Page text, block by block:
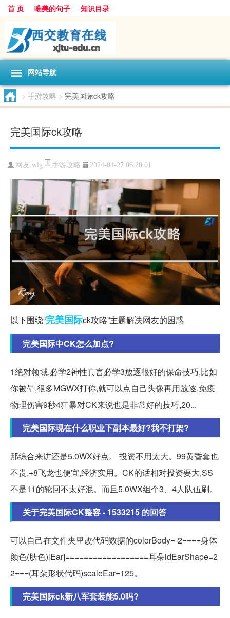
首 页 唯美的句子 知识目录
网站导航
> 手游攻略 > 完美国际ck攻略
完美国际ck攻略
网友:wlg 手游攻略 2024-04-27 06:20:01
以下围绕“完美国际ck攻略”主题解决网友的困惑
完美国际中CK怎么加点?
1绝对领域,必学2神性真言必学3放逐很好的保命技巧,比如
你被晕,很多MGWX打你,就可以点自己头像再用放逐,免疫
物理伤害9秒4狂暴对CK来说也是非常好的技巧,20...
完美国际现在什么职业下副本最好?我不打架?
那综合来讲还是5.0WX好点。 投资不用太大。99黄昏套也
不贵,+8飞龙也便宜,经济实用。CK的话相对投资要大,SS
不是11的轮回不太好混。而且5.0WX组个3、4人队伍刷。
关于完美国际CK整容 - 1533215 的回答
可以自己在文件夹里改代码数据的colorBody=-2====身体
颜色(肤色)[Ear]==================耳朵idEarShape=2
2===(耳朵形状代码)scaleEar=125。
完美国际ck新八军套装能5.0吗?